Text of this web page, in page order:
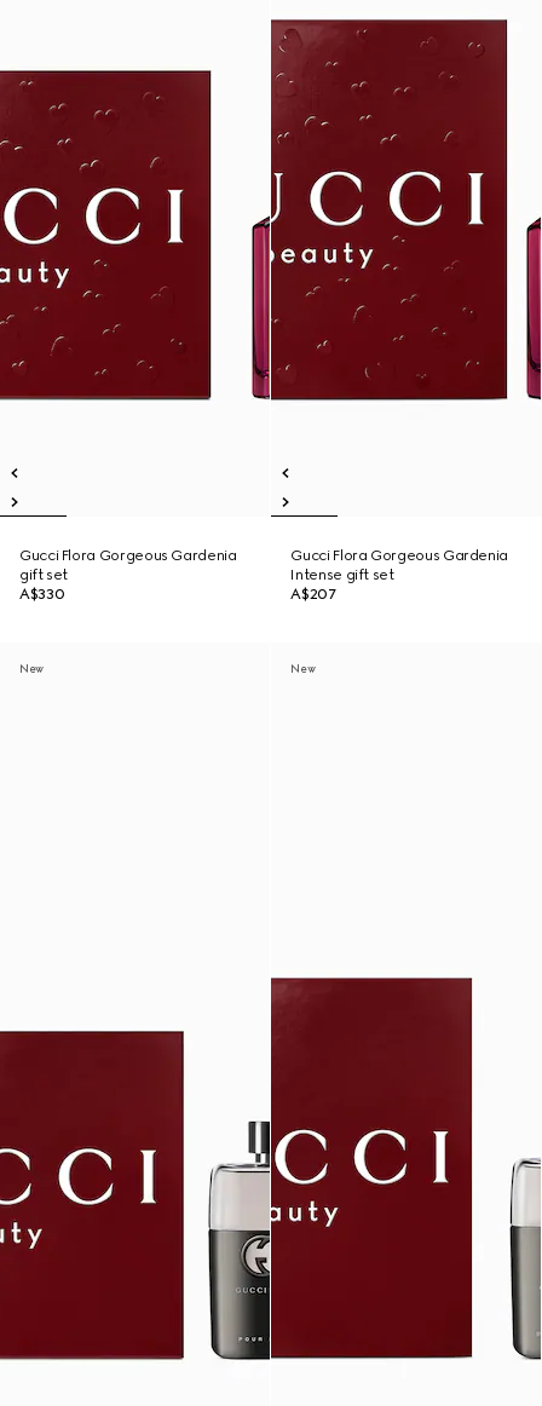
Gucci Flora Gorgeous Gardenia
gift set
A$330
Gucci Flora Gorgeous Gardenia
Intense gift set
A$207
New New